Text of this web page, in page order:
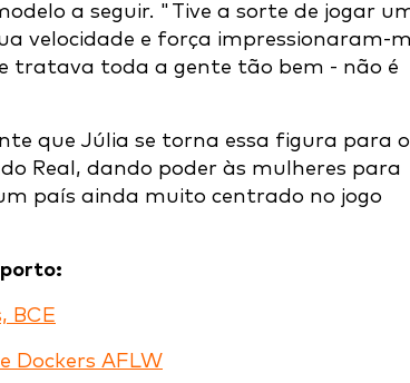
a seguir. "Tive a sorte de jogar
velocidade e força impressionaram-
tratava toda a gente tão bem - não é
que Júlia se torna essa figura para
Real, dando poder às mulheres para
país ainda muito centrado no jogo
BCE
Dockers AFLW